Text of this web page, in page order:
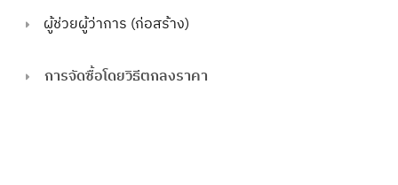
ผู้ช่วยผู้ว่าการ (ก่อสร้าง)
การจัดซื้อโดยวิธีตกลงราคา